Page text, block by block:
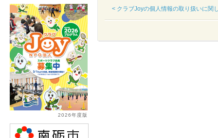
< クラブJoyの個人情報の取り扱いに関
2026年度版